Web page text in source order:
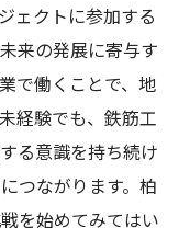
ェクトに参加する
来の発展に寄与す
で働くことで、地
経験でも、鉄筋工
る意識を持ち続け
つながります。柏
を始めてみてはい